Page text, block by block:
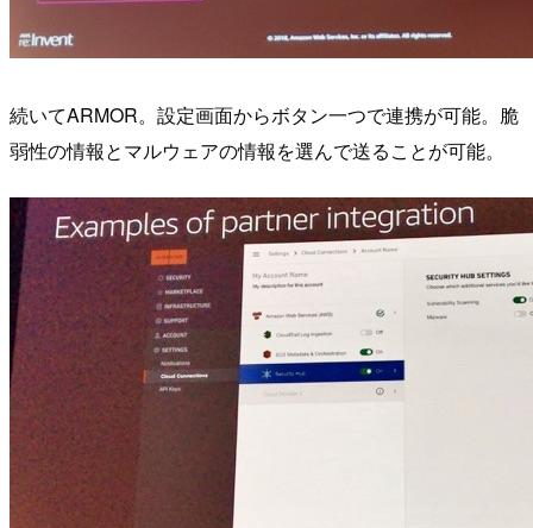
続いてARMOR。設定画面からボタン一つで連携が可能。脆
弱性の情報とマルウェアの情報を選んで送ることが可能。